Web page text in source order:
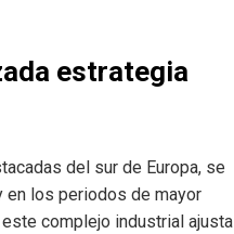
estrategia
del sur de Europa, se
en los periodos de mayor
complejo industrial ajusta